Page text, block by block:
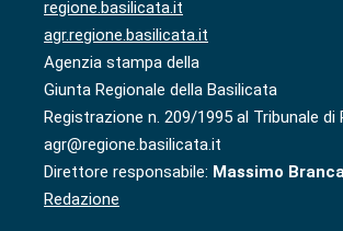
regione.basilicata.it
agr.regione.basilicata.it
Agenzia stampa della
Giunta Regionale della Basilicata
Registrazione n. 209/1995 al Tribunale di
agr@regione.basilicata.it
Direttore responsabile: Massimo
Redazione